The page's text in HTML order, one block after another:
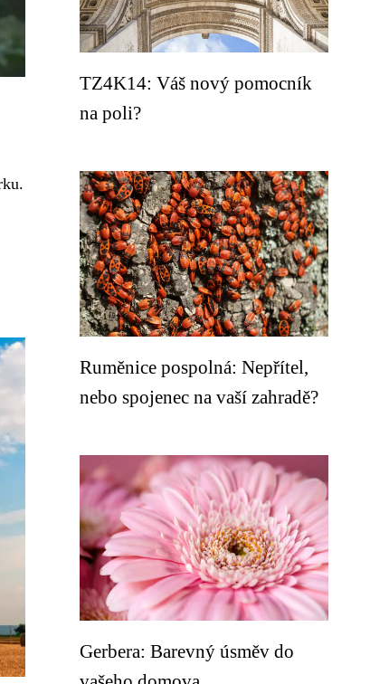
TZ4K14: Váš nový pomocník
na poli?
Ruměnice pospolná: Nepřítel,
nebo spojenec na vaší zahradě?
Gerbera: Barevný úsměv do